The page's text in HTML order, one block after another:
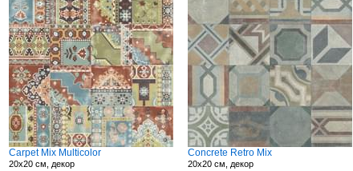
Carpet Mix Multicolor
20x20 см, декор
Concrete Retro Mix
20x20 см, декор